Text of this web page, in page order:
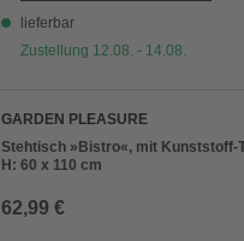
lieferbar
Zustellung 12.08. - 14.08.
GARDEN PLEASURE
Stehtisch »Bistro«, mit Kunststoff-
H: 60 x 110 cm
62,99 €